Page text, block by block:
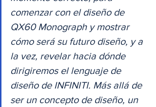
comenzar con el diseño de
QX60 Monograph y mostrar
cómo será su futuro diseño, y a
la vez, revelar hacia dónde
dirigiremos el lenguaje de
diseño de INFINITI. Más allá de
ser un concepto de diseño, un